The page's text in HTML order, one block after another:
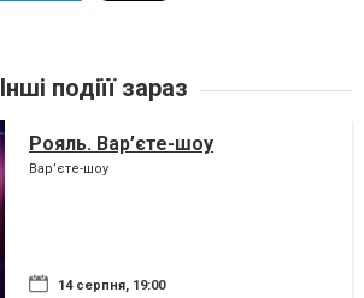
Інші подіїї зараз
Рояль. Вар’єте-шоу
Вар’єте-шоу
14 серпня, 19:00